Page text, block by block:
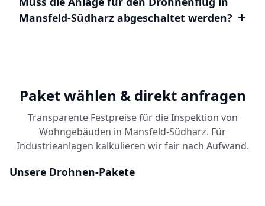
Mansfeld-Südharz abgeschaltet werden?
Paket wählen & direkt anfragen
Transparente Festpreise für die Inspektion von
Wohngebäuden in Mansfeld-Südharz. Für
Industrieanlagen kalkulieren wir fair nach Aufwand.
Unsere Drohnen-Pakete